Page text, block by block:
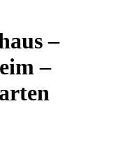
–
–